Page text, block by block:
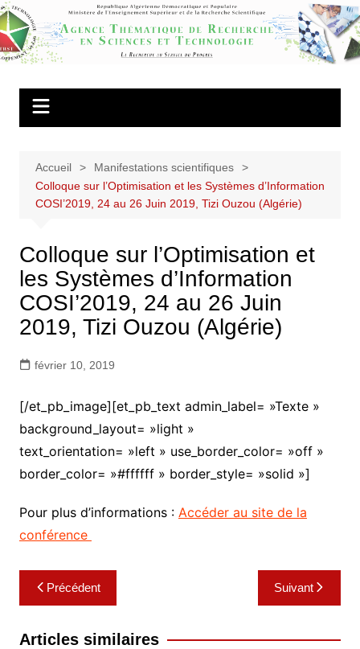
Aller
au
contenu
Agence
Thématique de
Recherche en
Accueil
Manifestations scientifiques
Colloque sur l’Optimisation et les Systèmes d’Information
COSI’2019, 24 au 26 Juin 2019, Tizi Ouzou (Algérie)
Colloque sur l’Optimisation et
les Systèmes d’Information
COSI’2019, 24 au 26 Juin
2019, Tizi Ouzou (Algérie)
février 10, 2019
[/et_pb_image][et_pb_text admin_label= »Texte »
background_layout= »light »
text_orientation= »left » use_border_color= »off »
border_color= »#ffffff » border_style= »solid »]
Pour plus d’informations : Accéder au site de la
conférence
Navigation
de
l’article
Précédent Suivant
Articles similaires